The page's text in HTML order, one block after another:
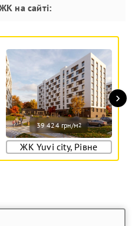
на сайті:
39 424 грн/м2
ЖК Yuvi city, Рівне
›